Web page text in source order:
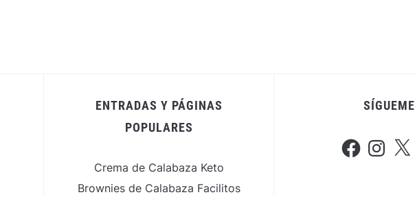
ENTRADAS Y PÁGINAS
POPULARES
Crema de Calabaza Keto
Brownies de Calabaza Facilitos
SÍGUEME
FacebookInstagram
X